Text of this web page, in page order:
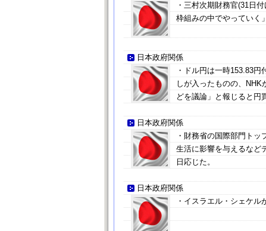
・三村次期財務官(31日
枠組みの中でやっていく
日本政府関係
・ドル円は一時153.83
しが入ったものの、NHK
どを議論」と報じると円
日本政府関係
・財務省の国際部門ト
生活に影響を与えるなど
日応じた。
日本政府関係
・イスラエル・シェケル